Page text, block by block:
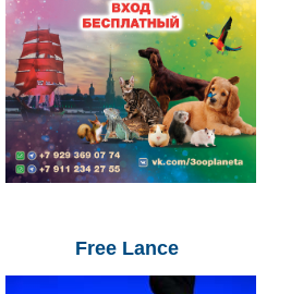
Free Lance